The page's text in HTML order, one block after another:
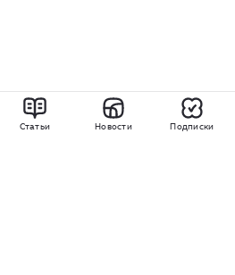
Статьи Новости Подписки